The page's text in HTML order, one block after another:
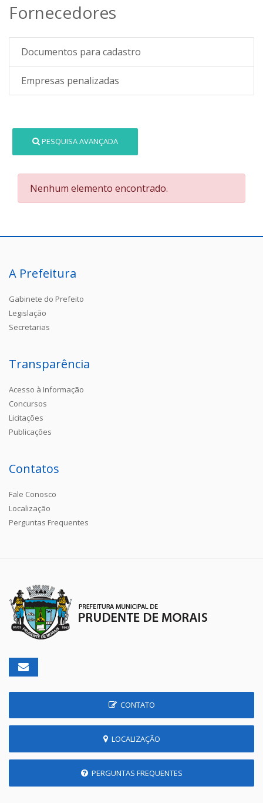
Fornecedores
Documentos para cadastro
Empresas penalizadas
PESQUISA AVANÇADA
Nenhum elemento encontrado.
A Prefeitura
Gabinete do Prefeito
Legislação
Secretarias
Transparência
Acesso à Informação
Concursos
Licitações
Publicações
Contatos
Fale Conosco
Localização
Perguntas Frequentes
CONTATO
LOCALIZAÇÃO
PERGUNTAS FREQUENTES